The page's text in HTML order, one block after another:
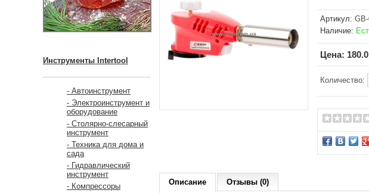
Инструменты Intertool
- Автоинструмент
- Электроинструмент и
оборудование
- Столярно-слесарный
инструмент
- Техника для дома и
сада
- Гидравлический
инструмент
- Компрессоры
Артикул:
Наличие:
Цена:
Количество:
Описание Отзывы (0)